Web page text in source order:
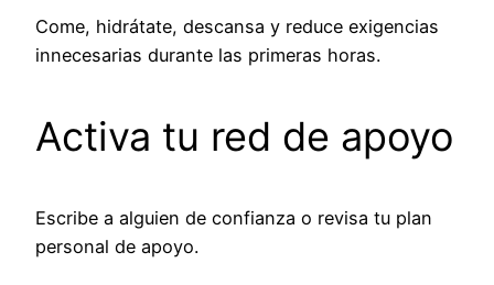
Come, hidrátate, descansa y reduce exigencias
innecesarias durante las primeras horas.
Activa tu red de apoyo
Escribe a alguien de confianza o revisa tu plan
personal de apoyo.